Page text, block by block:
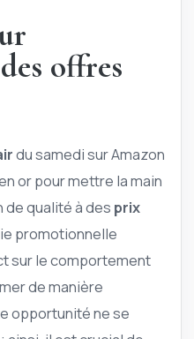
offres
du samedi sur Amazon
or pour mettre la main
qualité à des prix
promotionnelle
sur le comportement
de manière
opportunité ne se